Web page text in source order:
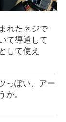
れたネジで
て導通して
して使え
っぽい、アー
か。